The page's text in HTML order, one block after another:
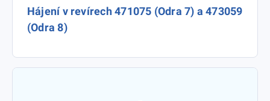
Hájení v revírech 471075 (Odra 7) a 473059
(Odra 8)